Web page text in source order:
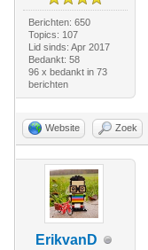
Berichten: 650
Topics: 107
Lid sinds: Apr 2017
Bedankt: 58
96 x bedankt in 73
berichten
Website Zoek
ErikvanD